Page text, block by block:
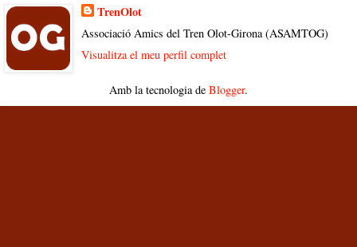
TrenOlot
Associació Amics del Tren Olot-Girona (ASAMTOG)
Visualitza el meu perfil complet
Amb la tecnologia de Blogger.